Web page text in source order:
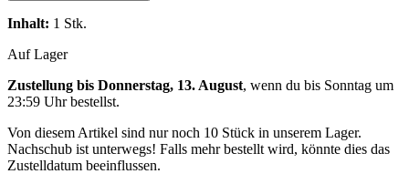
Inhalt: 1 Stk.
Auf Lager
Zustellung bis Donnerstag, 13. August, wenn du bis Sonntag um
23:59 Uhrbestellst.
Von diesem Artikel sind nur noch 10 Stück in unserem Lager.
Nachschub ist unterwegs! Falls mehr bestellt wird, könnte dies das
Zustelldatum beeinflussen.